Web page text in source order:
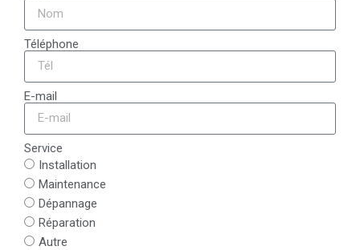
Téléphone
E-mail
Service
Installation
Maintenance
Dépannage
Réparation
Autre